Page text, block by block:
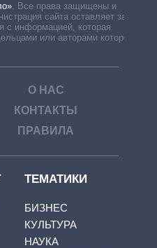
. Все права защищены и
сайта оставляет за
с информацией, которая
или авторами которой
О НАС
КОНТАКТЫ
ПРАВИЛА
ТЕМАТИКИ
БИЗНЕС
КУЛЬТУРА
НАУКА